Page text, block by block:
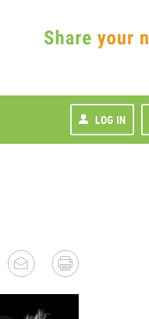
LOG IN